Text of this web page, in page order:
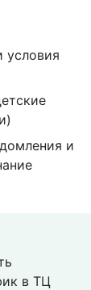
условия
и
в ТЦ